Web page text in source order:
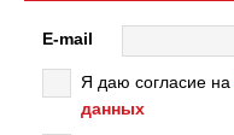
E-mail
Я даю согласие на
данных